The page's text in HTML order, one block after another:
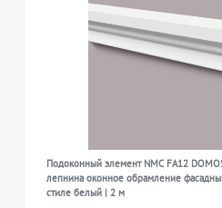
Подоконный элемент NMC FA12
лепнина оконное обрамление
стиле белый | 2 м